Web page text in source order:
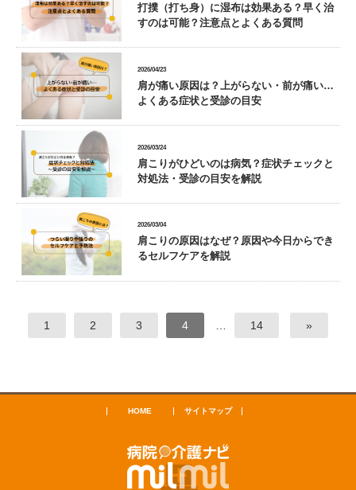
打撲（打ち身）に湿布は効果ある？早く治
すのは可能？注意点とよくある質問
2026/04/23
肩が痛い原因は？上がらない・前が痛い…
よくある症状と受診の目安
2026/03/24
肩こりがひどいのは病気？症状チェックと
対処法・受診の目安を解説
2026/03/04
肩こりの原因はなぜ？原因や今日からでき
るセルフケアを解説
1 2 3 4 14 »
HOME サイトマップ